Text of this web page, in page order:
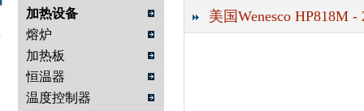
武汉提沃克科技有限公司
加热设备
熔炉
加热板
恒温器
温度控制器
美国Wenesco HP818M